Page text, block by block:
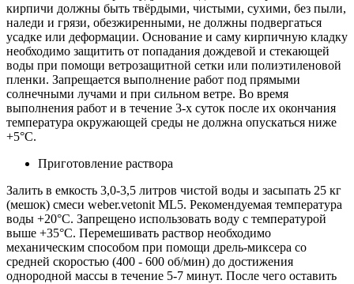
кирпичи должны быть твёрдыми, чистыми, сухими, без пыли,
наледи и грязи, обезжиренными, не должны подвергаться
усадке или деформации. Основание и саму кирпичную кладку
необходимо защитить от попадания дождевой и стекающей
воды при помощи ветрозащитной сетки или полиэтиленовой
пленки. Запрещается выполнение работ под прямыми
солнечными лучами и при сильном ветре. Во время
выполнения работ и в течение 3-х суток после их окончания
температура окружающей среды не должна опускаться ниже
+5°С.
Приготовление раствора
Залить в емкость 3,0-3,5 литров чистой воды и засыпать 25 кг
(мешок) смеси weber.vetonit ML5. Рекомендуемая температура
воды +20°С. Запрещено использовать воду с температурой
выше +35°С. Перемешивать раствор необходимо
механическим способом при помощи дрель-миксера со
средней скоростью (400 - 600 об/мин) до достижения
однородной массы в течение 5-7 минут. После чего оставить